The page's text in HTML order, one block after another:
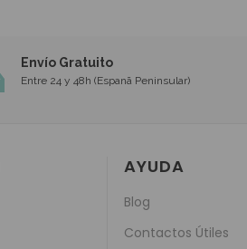
Envío Gratuito
Entre 24 y 48h (Espanã Peninsular)
AYUDA
Blog
Contactos Útiles